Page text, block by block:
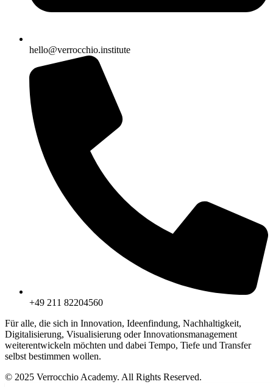
hello@verrocchio.institute
+49 211 82204560
Für alle, die sich in Innovation, Ideenfindung, Nachhaltigkeit,
Digitalisierung, Visualisierung oder Innovationsmanagement
weiterentwickeln möchten und dabei Tempo, Tiefe und Transfer
selbst bestimmen wollen.
© 2025 Verrocchio Academy. All Rights Reserved.